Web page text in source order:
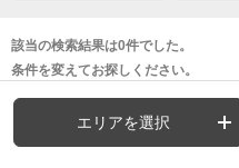
該当の検索結果は0件でした。
条件を変えてお探しください。
エリアを選択